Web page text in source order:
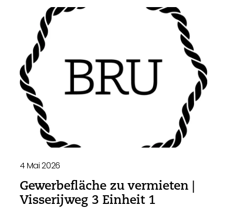
4 Mai 2026
Gewerbefläche zu vermieten |
Visserijweg 3 Einheit 1